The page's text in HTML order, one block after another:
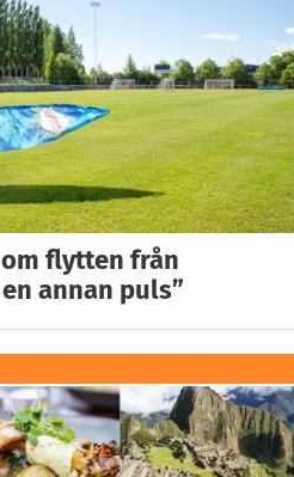
flytten från
annan puls”